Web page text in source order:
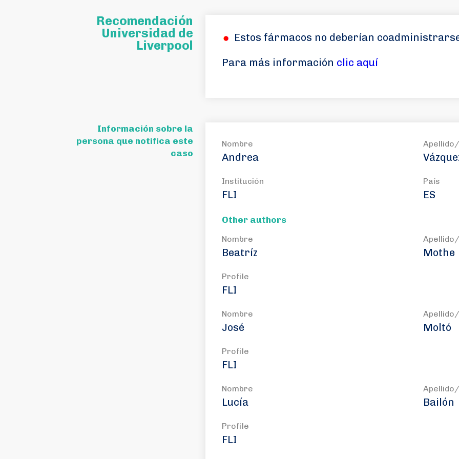
Recomendación
Universidad de
Liverpool
Estos fármacos no deberían
Para más información clic aquí
Información sobre la
persona que notifica este
caso
Nombre
Andrea
Institución
FLI
País
ES
Other authors
Nombre
Beatríz Mothe
Profile
FLI
Nombre
José Moltó
Profile
FLI
Nombre
Lucía Bailón
Profile
FLI